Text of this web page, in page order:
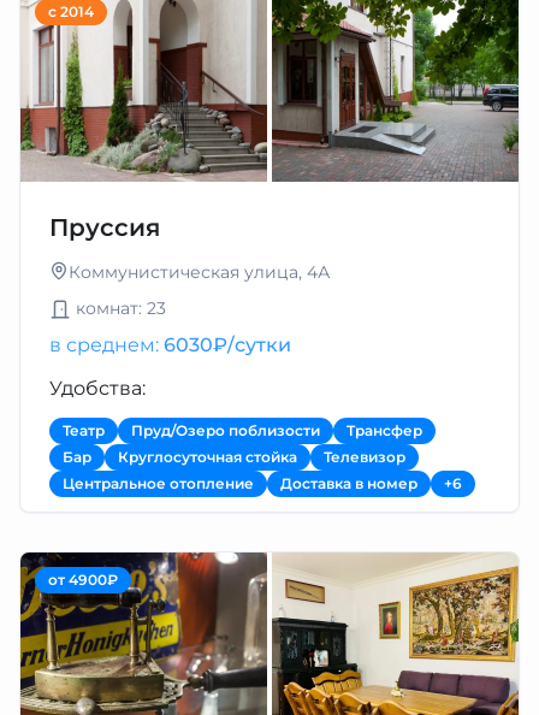
с 2014
Пруссия
Коммунистическая улица, 4А
комнат: 23
в среднем: 6030₽/сутки
Удобства:
Театр Пруд/Озеро поблизости
Трансфер
Бар
Круглосуточная стойка
Телевизор
Центральное отопление
Доставка в номер +6
от 4900₽